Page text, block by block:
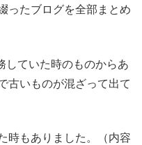
ったブログを全部まとめ
していた時のものからあ
古いものが混ざって出て
時もありました。（内容